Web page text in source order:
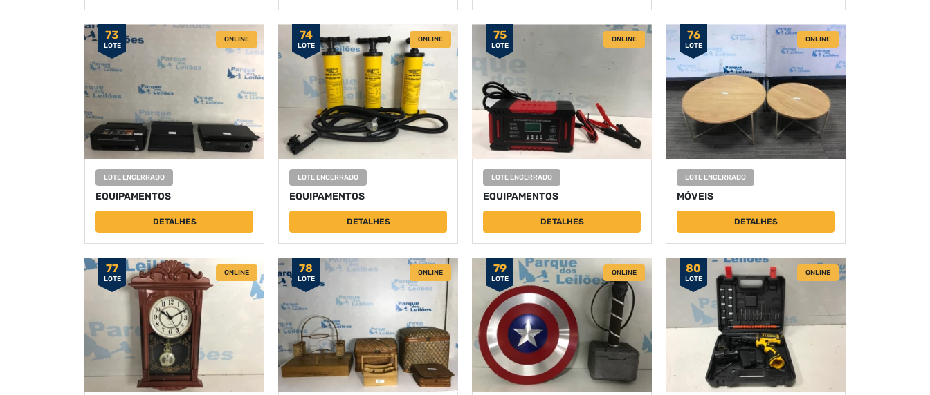
73
LOTE
ONLINE
LOTE ENCERRADO
EQUIPAMENTOS
DETALHES
74
LOTE
ONLINE
LOTE ENCERRADO
EQUIPAMENTOS
DETALHES
75
LOTE
ONLINE
LOTE ENCERRADO
EQUIPAMENTOS
DETALHES
76
LOTE
ONLINE
LOTE ENCERRADO
MÓVEIS
DETALHES
77
LOTE
ONLINE 78
LOTE
ONLINE 79
LOTE
ONLINE 80
LOTE
ONLINE